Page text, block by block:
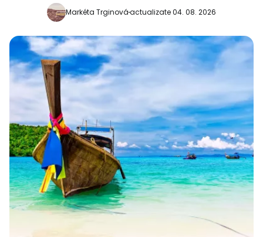
Markéta Trginováactualizate 04. 08. 2026
Continuați cu Facebook
Continuați cu e-mailul